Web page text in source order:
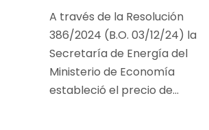
A través de la Resolución
386/2024 (B.O. 03/12/24) la
Secretaría de Energía del
Ministerio de Economía
estableció el precio de...